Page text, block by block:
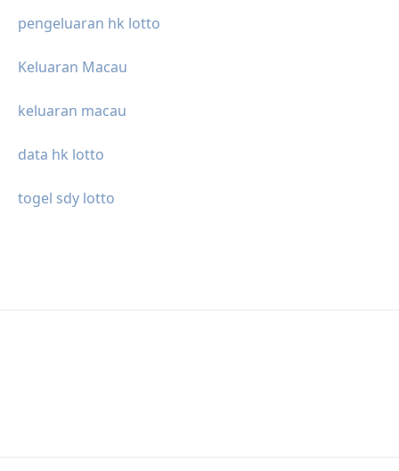
pengeluaran hk lotto
Keluaran Macau
keluaran macau
data hk lotto
togel sdy lotto